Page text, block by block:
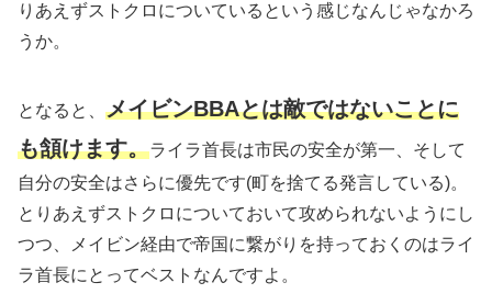
りあえずストクロについているという感じなんじゃなかろ
うか。
となると、 メイビンBBAとは敵ではないことに
も頷けます。ライラ首長は市民の安全が第一、そして
自分の安全はさらに優先です(町を捨てる発言している)。
とりあえずストクロについておいて攻められないようにし
つつ、メイビン経由で帝国に繋がりを持っておくのはライ
ラ首長にとってベストなんですよ。